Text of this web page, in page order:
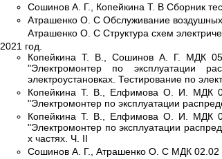
Сошинов А. Г., Копейкина Т. В Сборник
Атрашенко О. С Обслуживание
Атрашенко О. С Структура схем
2021 год.
Копейкина Т. В., Сошинов А. Г. МДК
"Электромонтер по эксплуатации
электроустановках. Тестирование по
Копейкина Т. В., Елфимова О. И. МДК
"Электромонтер по эксплуатации
Копейкина Т. В., Елфимова О. И. МДК
"Электромонтер по эксплуатации
х частях. Ч. II
Сошинов А. Г., Атрашенко О. С МДК 02.02